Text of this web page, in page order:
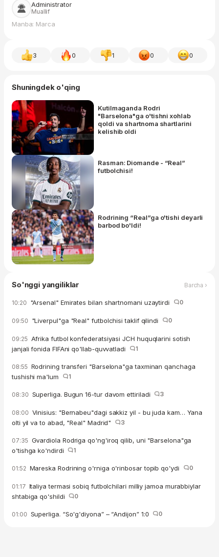
Administrator
Muallif
Manba: Marca
3 0 1 0 0
Shuningdek o'qing
Kutilmaganda Rodri
"Barselona"ga o'tishni xohlab
qoldi va shartnoma shartlarini
kelishib oldi
Rasman: Diomande - “Real”
futbolchisi!
Rodrining “Real”ga o'tishi deyarli
barbod bo'ldi!
So'nggi yangiliklar Barcha ›
10:20 "Arsenal" Emirates bilan shartnomani uzaytirdi 0
09:50 "Liverpul"ga "Real" futbolchisi taklif qilindi 0
09:25 Afrika futbol konfederatsiyasi JCH huquqlarini sotish
janjali fonida FIFAni qo'llab-quvvatladi
1
08:55 Rodrining transferi "Barselona"ga taxminan qanchaga
tushishi ma'lum
1
08:30 Superliga. Bugun 16-tur davom ettiriladi 3
08:00 Vinisius: "Bernabeu"dagi sakkiz yil - bu juda kam… Yana
olti yil va to abad, "Real" Madrid"
3
07:35 Gvardiola Rodriga qo'ng'iroq qilib, uni "Barselona"ga
o'tishga ko'ndirdi
1
01:52 Mareska Rodrining o'rniga o'rinbosar topib qo'ydi 0
01:17 Italiya termasi sobiq futbolchilari milliy jamoa murabbiylar
shtabiga qo'shildi
0
01:00 Superliga. “So'g'diyona” – “Andijon” 1:0 0